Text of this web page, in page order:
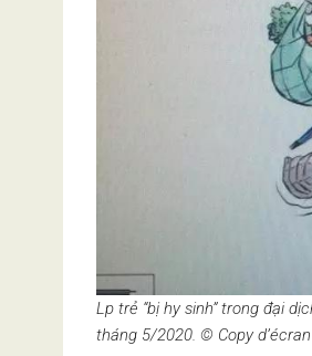
Lp trẻ “bị hy sinh” trong đại
tháng 5/2020. © Copy d’écran